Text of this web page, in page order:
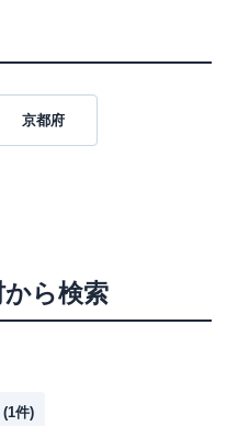
京都府
ら検索
(1件)